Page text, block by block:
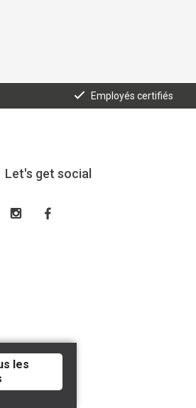
Employés certifiés
Let's get social
les